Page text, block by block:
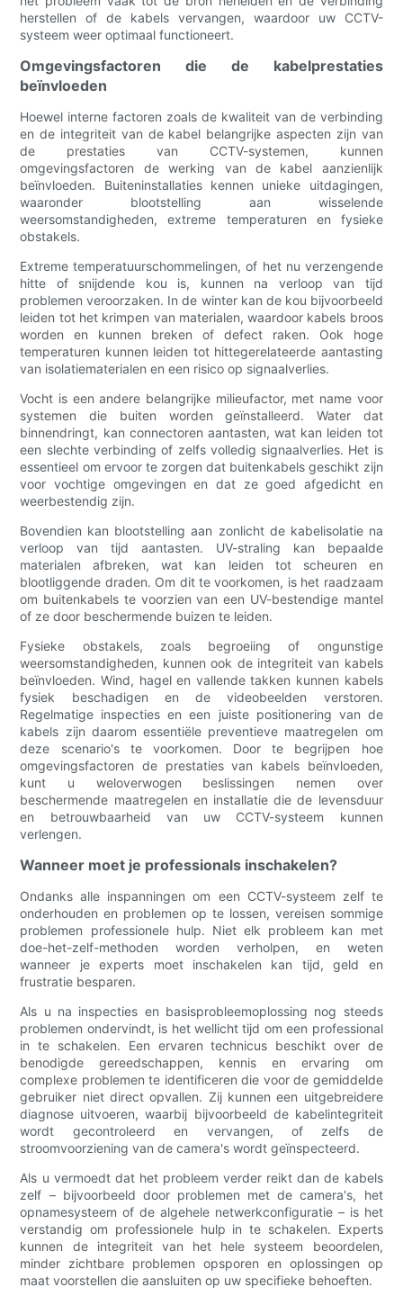
herstellen of de kabels vervangen, waardoor uw CCTV-
systeem weer optimaal functioneert.
Omgevingsfactoren die de kabelprestaties
beïnvloeden
Hoewel interne factoren zoals de kwaliteit van de verbinding
en de integriteit van de kabel belangrijke aspecten zijn van
de prestaties van CCTV-systemen, kunnen
omgevingsfactoren de werking van de kabel aanzienlijk
beïnvloeden. Buiteninstallaties kennen unieke uitdagingen,
waaronder blootstelling aan wisselende
weersomstandigheden, extreme temperaturen en fysieke
obstakels.
Extreme temperatuurschommelingen, of het nu verzengende
hitte of snijdende kou is, kunnen na verloop van tijd
problemen veroorzaken. In de winter kan de kou bijvoorbeeld
leiden tot het krimpen van materialen, waardoor kabels broos
worden en kunnen breken of defect raken. Ook hoge
temperaturen kunnen leiden tot hittegerelateerde aantasting
van isolatiematerialen en een risico op signaalverlies.
Vocht is een andere belangrijke milieufactor, met name voor
systemen die buiten worden geïnstalleerd. Water dat
binnendringt, kan connectoren aantasten, wat kan leiden tot
een slechte verbinding of zelfs volledig signaalverlies. Het is
essentieel om ervoor te zorgen dat buitenkabels geschikt zijn
voor vochtige omgevingen en dat ze goed afgedicht en
weerbestendig zijn.
Bovendien kan blootstelling aan zonlicht de kabelisolatie na
verloop van tijd aantasten. UV-straling kan bepaalde
materialen afbreken, wat kan leiden tot scheuren en
blootliggende draden. Om dit te voorkomen, is het raadzaam
om buitenkabels te voorzien van een UV-bestendige mantel
of ze door beschermende buizen te leiden.
Fysieke obstakels, zoals begroeiing of ongunstige
weersomstandigheden, kunnen ook de integriteit van kabels
beïnvloeden. Wind, hagel en vallende takken kunnen kabels
fysiek beschadigen en de videobeelden verstoren.
Regelmatige inspecties en een juiste positionering van de
kabels zijn daarom essentiële preventieve maatregelen om
deze scenario's te voorkomen. Door te begrijpen hoe
omgevingsfactoren de prestaties van kabels beïnvloeden,
kunt u weloverwogen beslissingen nemen over
beschermende maatregelen en installatie die de levensduur
en betrouwbaarheid van uw CCTV-systeem kunnen
verlengen.
Wanneer moet je professionals inschakelen?
Ondanks alle inspanningen om een ​​CCTV-systeem zelf te
onderhouden en problemen op te lossen, vereisen sommige
problemen professionele hulp. Niet elk probleem kan met
doe-het-zelf-methoden worden verholpen, en weten
wanneer je experts moet inschakelen kan tijd, geld en
frustratie besparen.
Als u na inspecties en basisprobleemoplossing nog steeds
problemen ondervindt, is het wellicht tijd om een ​​professional
in te schakelen. Een ervaren technicus beschikt over de
benodigde gereedschappen, kennis en ervaring om
complexe problemen te identificeren die voor de gemiddelde
gebruiker niet direct opvallen. Zij kunnen een uitgebreidere
diagnose uitvoeren, waarbij bijvoorbeeld de kabelintegriteit
wordt gecontroleerd en vervangen, of zelfs de
stroomvoorziening van de camera's wordt geïnspecteerd.
Als u vermoedt dat het probleem verder reikt dan de kabels
zelf – bijvoorbeeld door problemen met de camera's, het
opnamesysteem of de algehele netwerkconfiguratie – is het
verstandig om professionele hulp in te schakelen. Experts
kunnen de integriteit van het hele systeem beoordelen,
minder zichtbare problemen opsporen en oplossingen op
maat voorstellen die aansluiten op uw specifieke behoeften.